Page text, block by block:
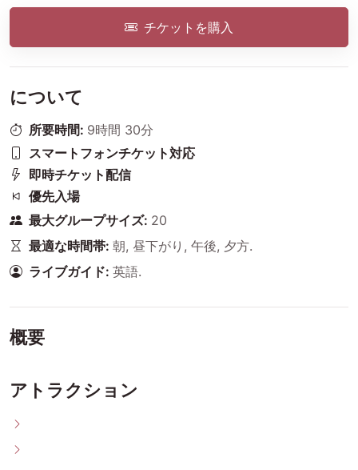
チケットを購入
について
所要時間: 9時間 30分
スマートフォンチケット対応
即時チケット配信
優先入場
最大グループサイズ: 20
最適な時間帯: 朝, 昼下がり , 午後, 夕方.
ライブガイド: 英語.
概要
アトラクション